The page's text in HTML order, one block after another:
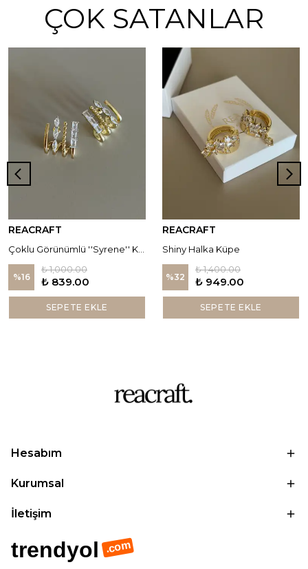
ÇOK SATANLAR
REACRAFT
%16
₺ 1,000.00
₺ 839.00
SEPETE EKLE
REACRAFT
Shiny Halka Küpe
%32
₺ 1,400.00
₺ 949.00
SEPETE EKLE
Hesabım
Kurumsal
İletişim
trendyol .com